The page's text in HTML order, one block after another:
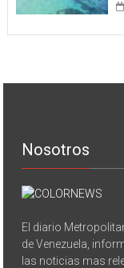
Nosotros
El diario
de Venezuela,
las noticias mas